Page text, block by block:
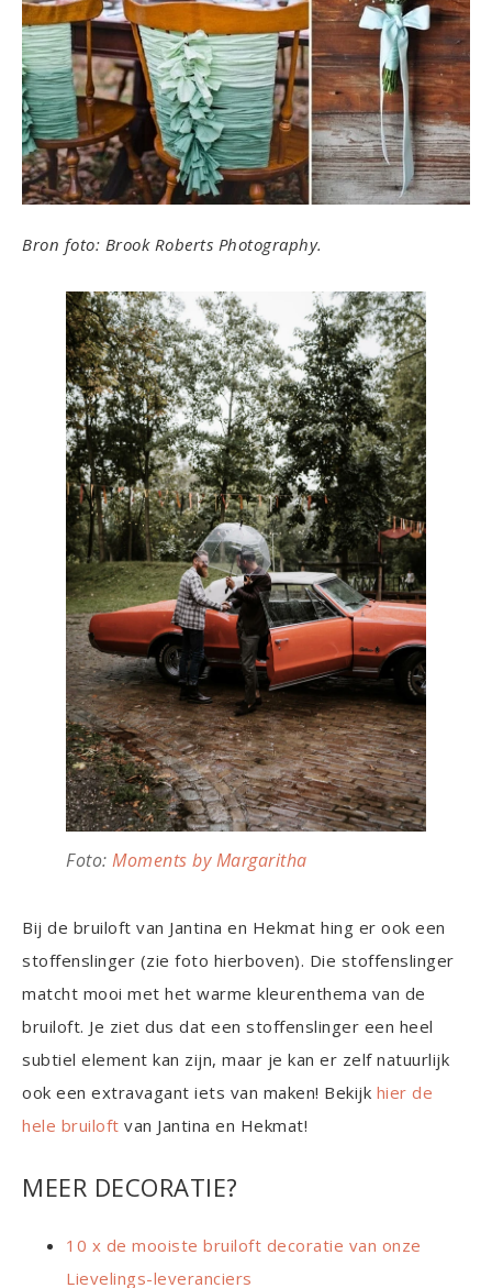
Bron foto: Brook Roberts Photography.
Foto: Moments by Margaritha
Bij de bruiloft van Jantina en Hekmat hing er ook een
stoffenslinger (zie foto hierboven). Die stoffenslinger
matcht mooi met het warme kleurenthema van de
bruiloft. Je ziet dus dat een stoffenslinger een heel
subtiel element kan zijn, maar je kan er zelf natuurlijk
ook een extravagant iets van maken! Bekijk hier de
hele bruiloft van Jantina en Hekmat!
MEER DECORATIE?
10 x de mooiste bruiloft decoratie van onze
Lievelings-leveranciers